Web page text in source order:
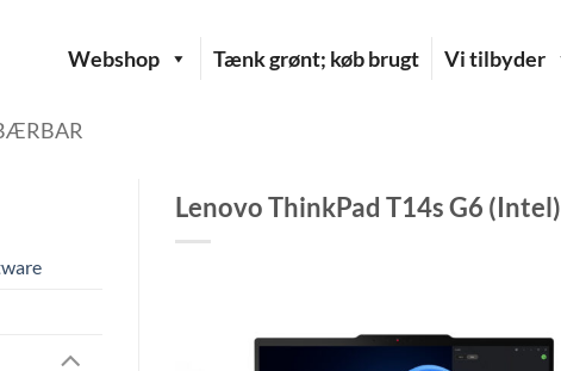
Webshop Tænk grønt; køb brugt Vi tilbyder
Lenovo ThinkPad T14s G6 (Intel)